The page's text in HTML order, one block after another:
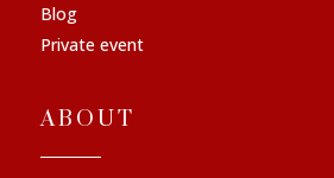
Blog
Private event
ABOUT